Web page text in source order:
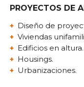
PROYECTOS DE
Diseño de
Viviendas
Edificios en altura.
Housings.
Urbanizaciones.